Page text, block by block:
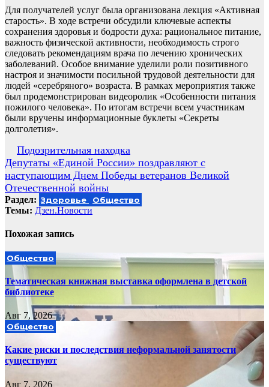
Для получателей услуг была организована лекция «Активная
старость». В ходе встречи обсудили ключевые аспекты
сохранения здоровья и бодрости духа: рациональное питание,
важность физической активности, необходимость строго
следовать рекомендациям врача по лечению хронических
заболеваний. Особое внимание уделили роли позитивного
настроя и значимости посильной трудовой деятельности для
людей «серебряного» возраста. В рамках мероприятия также
был продемонстрирован видеоролик «Особенности питания
пожилого человека». По итогам встречи всем участникам
были вручены информационные буклеты «Секреты
долголетия».
Навигация
по
записям
Подозрительная находка
Депутаты «Единой России» поздравляют с
наступающим Днем Победы ветеранов Великой
Отечественной войны
Раздел: Здоровье Общество
Темы: Дзен.Новости
Похожая запись
Общество
Тематическая книжная выставка оформлена в детской
библиотеке
Авг 7, 2026
Общество
Какие риски и последствия неформальной занятости
существуют
Авг 7, 2026